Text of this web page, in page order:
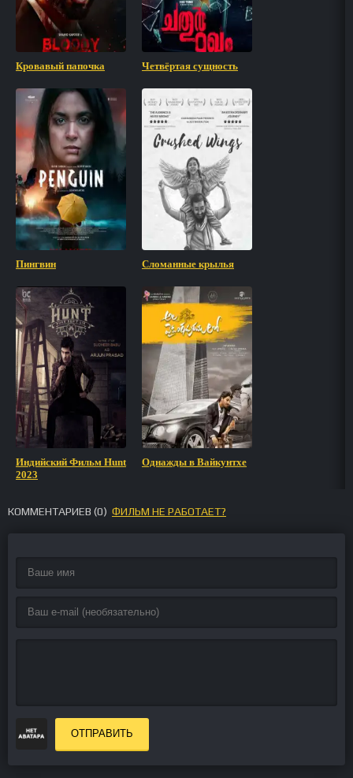
Кровавый папочка Четвёртая сущность
Пингвин Сломанные крылья
Индийский Фильм Hunt
2023
Однажды в Вайкунтхе
КОММЕНТАРИЕВ (0) ФИЛЬМ НЕ РАБОТАЕТ?
ОТПРАВИТЬ